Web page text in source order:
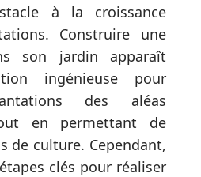
à la croissance
Construire une
son jardin apparaît
ingénieuse pour
des aléas
en permettant de
de culture. Cependant,
clés pour réaliser